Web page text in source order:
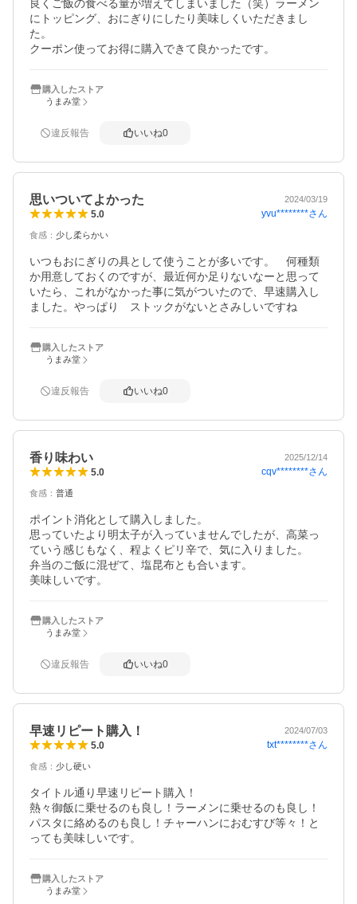
良くご飯の食べる量が増えてしまいました（笑）ラーメン
にトッピング、おにぎりにしたり美味しくいただきまし
た。
クーポン使ってお得に購入できて良かったです。
購入したストア
うまみ堂
違反報告 いいね0
思いついてよかった 2024/03/19
5.0 yvu********さん
食感 ： 少し柔らかい
いつもおにぎりの具として使うことが多いです。　何種類
か用意しておくのですが、最近何か足りないなーと思って
いたら、これがなかった事に気がついたので、早速購入し
ました。やっぱり　ストックがないとさみしいですね
購入したストア
うまみ堂
違反報告 いいね0
香り味わい 2025/12/14
5.0 cqv********さん
食感 ： 普通
ポイント消化として購入しました。
思っていたより明太子が入っていませんでしたが、高菜っ
ていう感じもなく、程よくピリ辛で、気に入りました。
弁当のご飯に混ぜて、塩昆布とも合います。
美味しいです。
購入したストア
うまみ堂
違反報告 いいね0
早速リピート購入！ 2024/07/03
5.0 txt********さん
食感 ： 少し硬い
タイトル通り早速リピート購入！
熱々御飯に乗せるのも良し！ラーメンに乗せるのも良し！
パスタに絡めるのも良し！チャーハンにおむすび等々！と
っても美味しいです。
購入したストア
うまみ堂